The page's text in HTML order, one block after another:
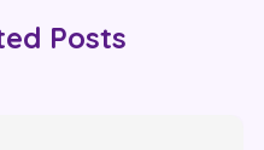
Posts